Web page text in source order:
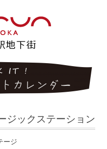
ジックステーション
ージ